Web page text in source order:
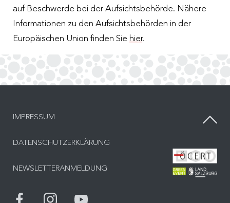
auf Beschwerde bei der Aufsichtsbehörde. Nähere
Informationen zu den Aufsichtsbehörden in der
Europäischen Union finden Sie hier.
IMPRESSUM
DATENSCHUTZERKLÄRUNG
NEWSLETTERANMELDUNG